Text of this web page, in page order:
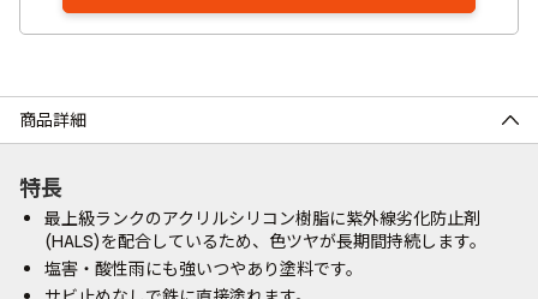
商品詳細
特長
最上級ランクのアクリルシリコン樹脂に紫外線劣化防止剤
(HALS)を配合しているため、色ツヤが長期間持続します。
塩害・酸性雨にも強いつやあり塗料です。